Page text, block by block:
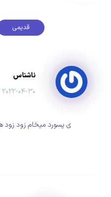
قدیمی
ناشناس
۲۰۲۲-۰۴-۳۰ ۱۶:۰۳:۱۳
ی پسورد میخام زود زود